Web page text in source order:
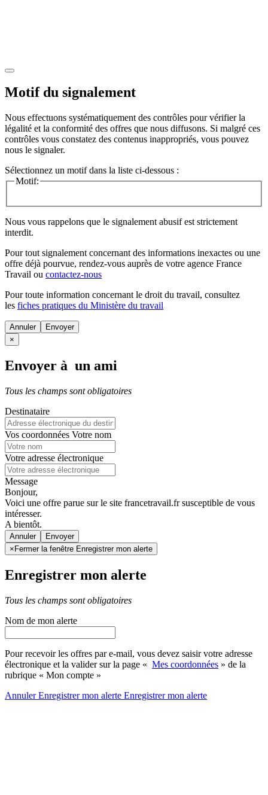
Motif du signalement
Nous effectuons systématiquement des contrôles pour vérifier la
légalité et la conformité des offres que nous diffusons. Si malgré ces
contrôles vous constatez des contenus inappropriés, vous pouvez
nous le signaler.
Sélectionnez un motif dans la liste ci-dessous :
Motif:
Nous vous rappelons que le signalement abusif est strictement
interdit.
Pour tout signalement concernant des informations inexactes ou une
offre déjà pourvue, rendez-vous auprès de votre agence France
Travail ou contactez-nous
Pour toute information concernant le droit du travail, consultez
les fiches pratiques du Ministère du travail
Annuler
×
Envoyer à un ami
Tous les champs sont obligatoires
Destinataire
Vos coordonnées Votre nom
Votre adresse électronique
Message
Bonjour,
Voici une offre parue sur le site francetravail.fr susceptible de vous
intéresser.
A bientôt.
Annuler
× Fermer la fenêtre Enregistrer mon alerte
Enregistrer mon alerte
Tous les champs sont obligatoires
Nom de mon alerte
Pour recevoir les offres par e-mail, vous devez saisir votre adresse
électronique et la valider sur la page « Mes coordonnées » de la
rubrique « Mon compte »
AnnulerEnregistrer mon alerte Enregistrermon alerte